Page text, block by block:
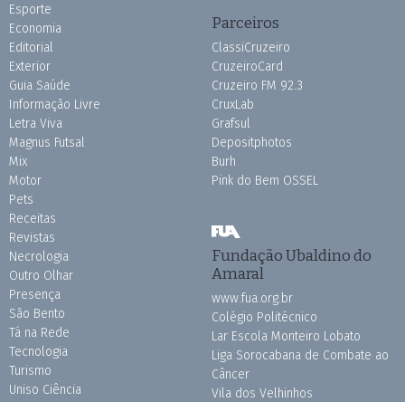
Esporte
Economia
Editorial
Exterior
Guia Saúde
Informação Livre
Letra Viva
Magnus Futsal
Mix
Motor
Pets
Receitas
Revistas
Necrologia
Outro Olhar
Presença
São Bento
Tá na Rede
Tecnologia
Turismo
Uniso Ciência
Parceiros
ClassiCruzeiro
CruzeiroCard
Cruzeiro FM 92.3
CruxLab
Grafsul
Depositphotos
Burh
Pink do Bem OSSEL
Fundação Ubaldino do
Amaral
www.fua.org.br
Colégio Politécnico
Lar Escola Monteiro Lobato
Liga Sorocabana de Combate ao
Câncer
Vila dos Velhinhos